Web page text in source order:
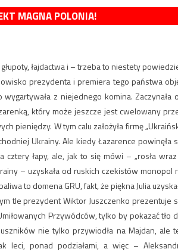
MAGNA POLONIA!
łajdactwa i – trzeba to niestety
prezydenta i premiera tego państwa
z niejednego komina. Zaczynała
który może jeszcze jest cwelowany
pieniędzy. W tym calu założyła firmę
Ukrainy. Ale kiedy Łazarence powinęła
łapy, ale, jak to się mówi – „rosła
– uzyskała od ruskich czekistów monopol
to domena GRU, fakt, że piękna Julia
tle prezydent Wiktor Juszczenko prezentuje
Przywódców, tylko by pokazać tło
nie tylko przywiodła na Majdan, ale
leci, ponad podziałami, a więc –